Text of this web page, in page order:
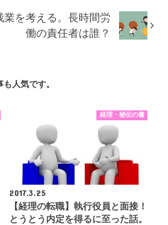
業を考える。長時間労
働の責任者は誰？
人気です。
経理・秘伝の書
2017.3.25
【経理の転職】執行役員と面接！
とうとう内定を得るに至った話。